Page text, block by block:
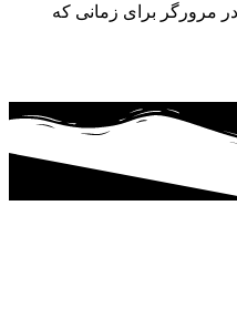
مرورگر برای زمانی که